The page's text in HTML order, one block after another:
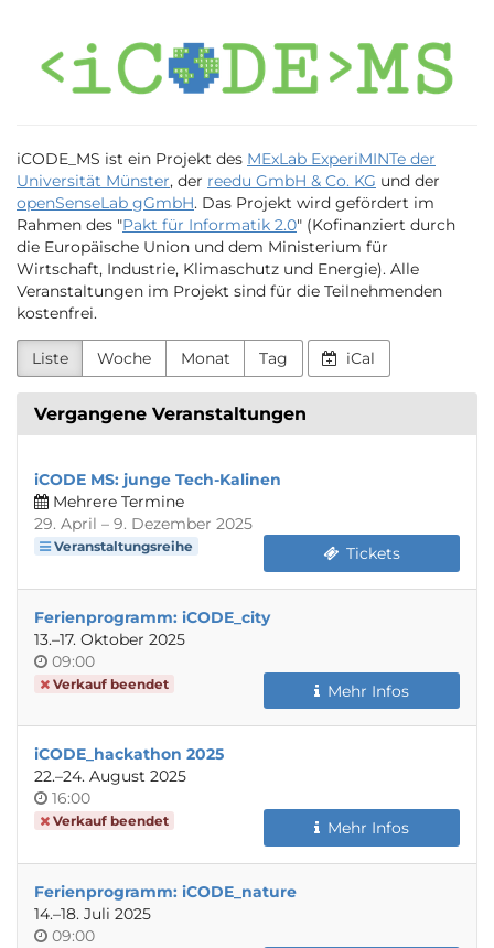
Inhalt
springen
iCODE_MS
iCODE_MS ist ein Projekt des MExLab ExperiMINTe der
Universität Münster, der reedu GmbH & Co. KG und der
openSenseLab gGmbH. Das Projekt wird gefördert im
Rahmen des "Pakt für Informatik 2.0" (Kofinanziert durch
die Europäische Union und dem Ministerium für
Wirtschaft, Industrie, Klimaschutz und Energie). Alle
Veranstaltungen im Projekt sind für die Teilnehmenden
kostenfrei.
Liste Woche Monat Tag iCal
Vergangene Veranstaltungen
iCODE MS: junge Tech-Kalinen
Mehrere Termine
29. April –bis
9. Dezember 2025
Veranstaltungsreihe Tickets
Ferienprogramm: iCODE_city
13.–bis
17. Oktober 2025
Uhrzeit
09:00
Verkauf beendet Mehr Infos
iCODE_hackathon 2025
22.–bis
24. August 2025
Uhrzeit
16:00
Verkauf beendet Mehr Infos
Ferienprogramm: iCODE_nature
14.–bis
18. Juli 2025
Uhrzeit
09:00